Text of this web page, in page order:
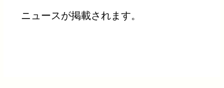
ニュースが掲載されます。